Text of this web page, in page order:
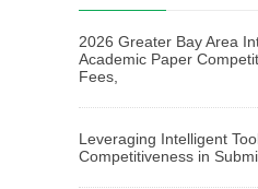
2026 Greater Bay Area
Academic Paper
Fees,
Leveraging Intelligent
Competitiveness in